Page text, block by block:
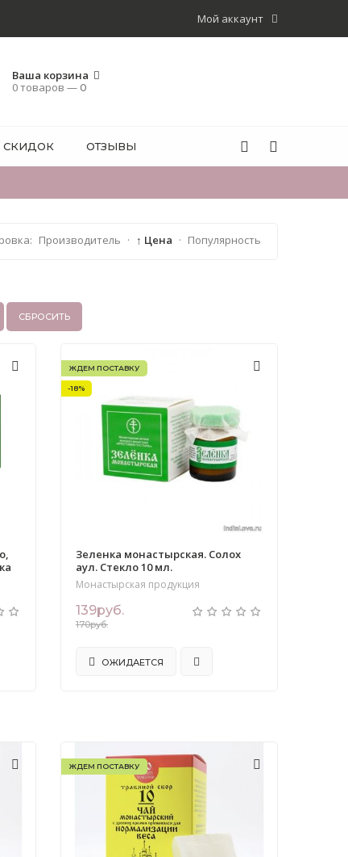
Мой аккаунт
Ваша корзина
0 товаров —0
СКИДОК ОТЗЫВЫ
Производитель · ↑ Цена · Популярность
СБРОСИТЬ
ЖДЕМ ПОСТАВКУ
-18%
Зеленка монастырская. Солох
аул. Стекло 10 мл.
Монастырская продукция
139руб.
170руб.
ОЖИДАЕТСЯ
ЖДЕМ ПОСТАВКУ